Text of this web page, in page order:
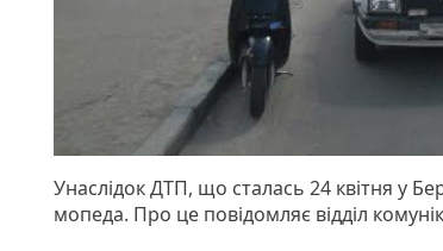
Унаслідок ДТП, що сталась 24 квітня у
мопеда. Про це повідомляє відділ